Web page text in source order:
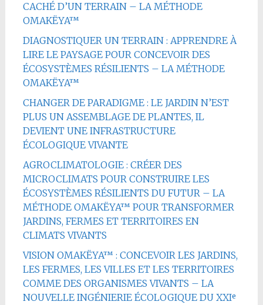
CACHÉ D’UN TERRAIN – LA MÉTHODE
OMAKËYA™
DIAGNOSTIQUER UN TERRAIN : APPRENDRE À
LIRE LE PAYSAGE POUR CONCEVOIR DES
ÉCOSYSTÈMES RÉSILIENTS – LA MÉTHODE
OMAKËYA™
CHANGER DE PARADIGME : LE JARDIN N’EST
PLUS UN ASSEMBLAGE DE PLANTES, IL
DEVIENT UNE INFRASTRUCTURE
ÉCOLOGIQUE VIVANTE
AGROCLIMATOLOGIE : CRÉER DES
MICROCLIMATS POUR CONSTRUIRE LES
ÉCOSYSTÈMES RÉSILIENTS DU FUTUR – LA
MÉTHODE OMAKËYA™ POUR TRANSFORMER
JARDINS, FERMES ET TERRITOIRES EN
CLIMATS VIVANTS
VISION OMAKËYA™ : CONCEVOIR LES JARDINS,
LES FERMES, LES VILLES ET LES TERRITOIRES
COMME DES ORGANISMES VIVANTS – LA
NOUVELLE INGÉNIERIE ÉCOLOGIQUE DU XXIᵉ